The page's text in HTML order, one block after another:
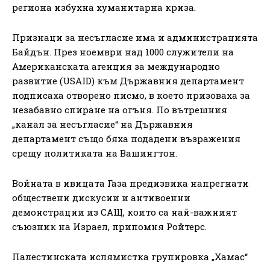
региона избухна хуманитарна криза.
Признаци за несъгласие има и администрацията
Байдън. През ноември над 1000 служители на
Американската агенция за международно
развитие (USAID) към Държавния департамент
подписаха отворено писмо, в което призоваха за
незабавно спиране на огъня. По вътрешния
„канал за несъгласие“ на Държавния
департамент също бяха подадени възражения
срещу политиката на Вашингтон.
Войната в ивицата Газа предизвика напрегнати
обществени дискусии и антивоенни
демонстрации из САЩ, които са най-важният
съюзник на Израел, припомня Ройтерс.
Палестинската ислямистка групировка „Хамас“